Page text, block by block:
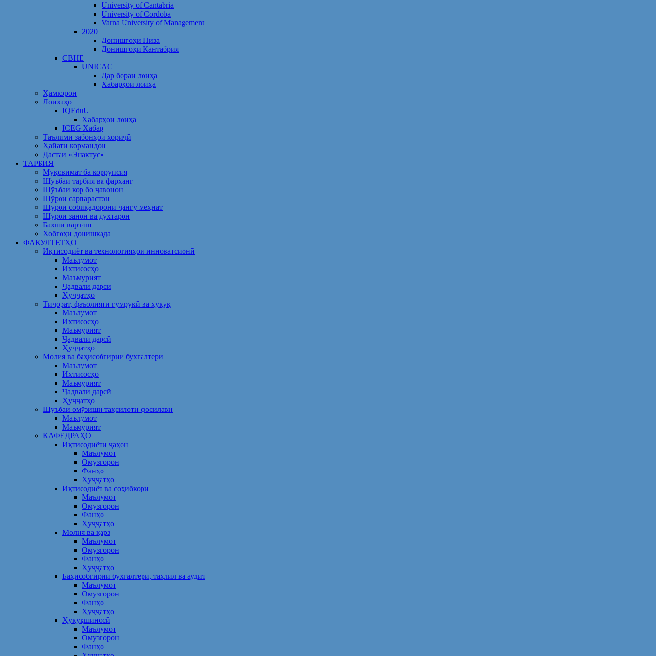
University of Cantabria
University of Cordoba
Varna University of Management
2020
Донишгоҳи Пиза
Донишгоҳи Кантабрия
CBHE
UNICAC
Дар бораи лоиҳа
Хабарҳои лоиҳа
Ҳамкорон
Лоихаҳо
IQEduU
Хабарҳои лоиҳа
ICEG Хабар
Таълими забонҳои хориҷӣ
Ҳайати кормандон
Дастаи «Энактус»
ТАРБИЯ
Муқовимат ба коррупсия
Шуъбаи тарбия ва фарҳанг
Шӯъбаи кор бо ҷавонон
Шўрои сарпарастон
Шўрои собиқадорони ҷангу меҳнат
Шӯрои занон ва духтарон
Бахши варзиш
Хобгоҳи донишкада
ФАКУЛТЕТҲО
Иқтисодиёт ва технологияҳои инноватсионӣ
Маълумот
Ихтисосҳо
Маъмурият
Ҷадвали дарсӣ
Ҳуҷҷатҳо
Тиҷорат, фаъолияти гумрукӣ ва ҳуқуқ
Маълумот
Ихтисосҳо
Маъмурият
Ҷадвали дарсӣ
Ҳуҷҷатҳо
Молия ва баҳисобгирии бухгалтерӣ
Маълумот
Ихтисосҳо
Маъмурият
Ҷадвали дарсӣ
Ҳуҷҷатҳо
Шуъбаи омӯзиши таҳсилоти фосилавӣ
Маълумот
Маъмурият
КАФЕДРАҲО
Иқтисодиёти ҷаҳон
Маълумот
Омузгорон
Фанҳо
Ҳуҷҷатҳо
Иқтисодиёт ва соҳибкорӣ
Маълумот
Омузгорон
Фанҳо
Ҳуҷҷатҳо
Молия ва қарз
Маълумот
Омузгорон
Фанҳо
Ҳуҷҷатҳо
Баҳисобгирии бухгалтерӣ, таҳлил ва аудит
Маълумот
Омузгорон
Фанҳо
Ҳуҷҷатҳо
Ҳуқуқшиносӣ
Маълумот
Омузгорон
Фанҳо